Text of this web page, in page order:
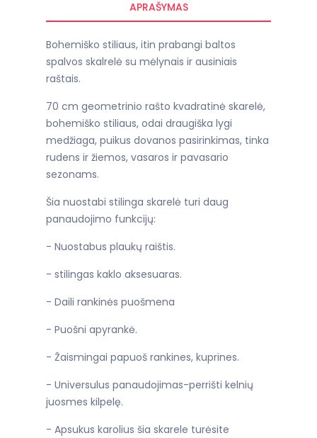
APRAŠYMAS
Bohemiško stiliaus, itin prabangi baltos
spalvos skalrelė su mėlynais ir ausiniais
raštais.
70 cm geometrinio rašto kvadratinė skarelė,
bohemiško stiliaus, odai draugiška lygi
medžiaga, puikus dovanos pasirinkimas, tinka
rudens ir žiemos, vasaros ir pavasario
sezonams.
Šia nuostabi stilinga skarelė turi daug
panaudojimo funkcijų:
- Nuostabus plaukų raištis.
- stilingas kaklo aksesuaras.
- Daili rankinės puošmena
- Puošni apyrankė.
- Žaismingai papuoš rankines, kuprines.
- Universulus panaudojimas-perrišti kelnių
juosmes kilpelę.
- Apsukus karolius šia skarele turėsite